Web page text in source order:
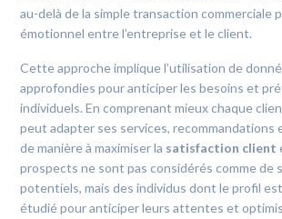
au-delà de la simple transaction commerciale
émotionnel entre l’entreprise et le client.
Cette approche implique l’utilisation de
approfondies pour anticiper les besoins et
individuels. En comprenant mieux chaque
peut adapter ses services, recommandations
de manière à maximiser la satisfaction client
prospects ne sont pas considérés comme de
potentiels, mais des individus dont le profil
étudié pour anticiper leurs attentes et